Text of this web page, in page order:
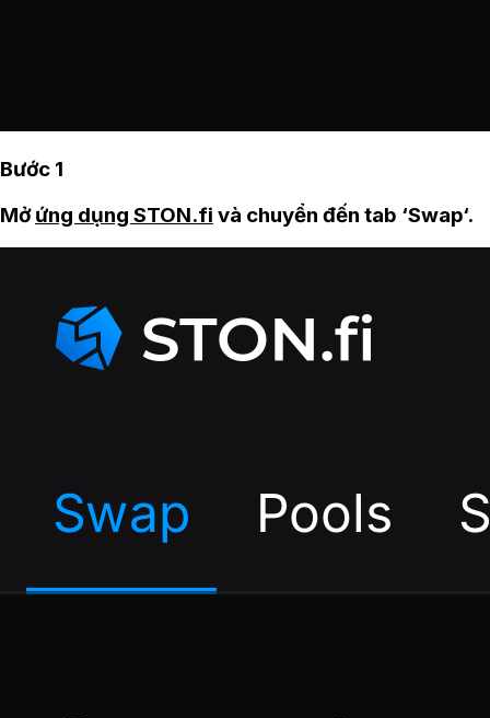
Bước 1
Mởứng dụng STON.fi và chuyển đến tab ‘Swap‘.